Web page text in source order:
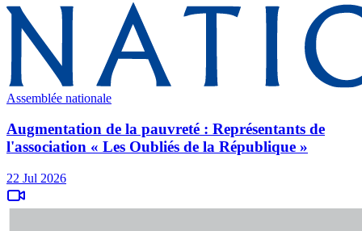
Assemblée nationale
Augmentation de la pauvreté : Représentants de
l'association « Les Oubliés de la République »
22 Jul 2026